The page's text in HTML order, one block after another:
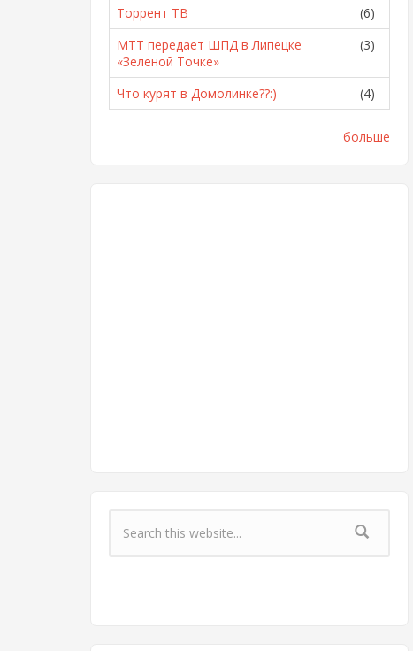
Торрент ТВ
(6)
МТТ передает ШПД в Липецке
«Зеленой Точке»
(3)
Что курят в Домолинке??:) (4)
больше
Форма поиска